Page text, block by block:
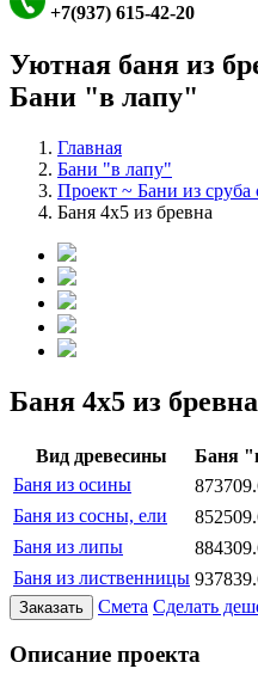
+7(937) 615-42-20
Уютная баня из
Бани "в лапу"
Главная
Бани "в лапу"
Проект ~ Бани из
Баня 4х5 из бревна
Баня 4х5 из бревна
Вид древесины Баня
Баня из осины
Баня из сосны, ели
Баня из липы
Баня из лиственницы
Заказать Смета Сделать
Описание проекта